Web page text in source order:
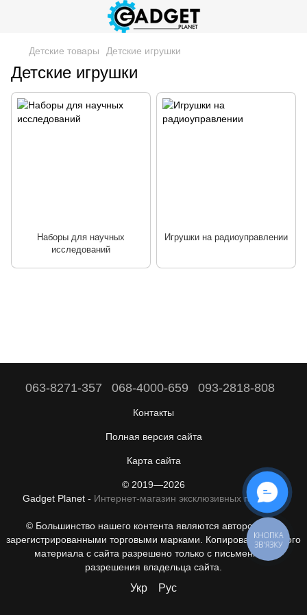
Детские товары Детские игрушки
Детские игрушки
Наборы для научных
исследований
Игрушки на радиоуправлении
063-8271-357 068-4000-659 093-2818-808
Контакты
Полная версия сайта
Карта сайта
© 2019—2026
Gadget Planet - Интернет-магазин эксклюзивных гаджетов
© Большинство нашего контента являются авторскими с
зарегистрированными торговыми марками. Копирование любого
материала с сайта разрешено только с письменного
разрешения владельца сайта.
Укр Рус
КНОПКА
ЗВ'ЯЗКУ